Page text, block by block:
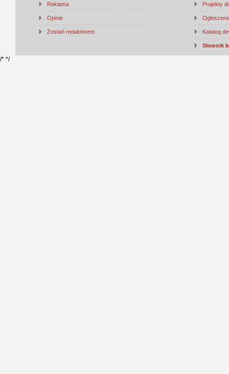
Reklama
Opinie
Zostań redaktorem
Projekty
Katalog
Słownik
/* */